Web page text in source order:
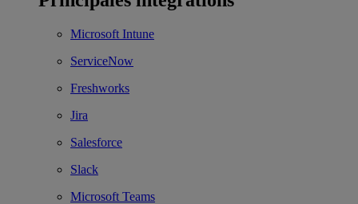
Microsoft Intune
ServiceNow
Freshworks
Jira
Salesforce
Slack
Microsoft Teams